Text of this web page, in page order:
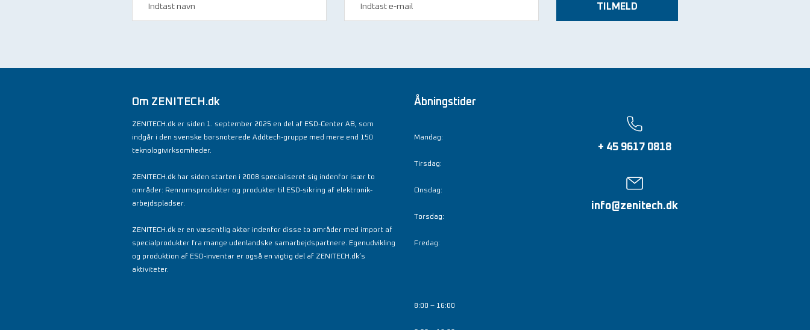
TILMELD
Om ZENITECH.dk
ZENITECH.dk er siden 1. september 2025 en del af ESD-Center AB, som
indgår i den svenske børsnoterede Addtech-gruppe med mere end 150
teknologivirksomheder.
ZENITECH.dk har siden starten i 2008 specialiseret sig indenfor især to
områder: Renrumsprodukter og produkter til ESD-sikring af elektronik-
arbejdspladser.
ZENITECH.dk er en væsentlig aktør indenfor disse to områder med import af
specialprodukter fra mange udenlandske samarbejdspartnere. Egenudvikling
og produktion af ESD-inventar er også en vigtig del af ZENITECH.dk’s
aktiviteter.
Åbningstider
Mandag:
Tirsdag:
Onsdag:
Torsdag:
Fredag:
8:00 – 16:00
+ 45 9617 0818
info@zenitech.dk